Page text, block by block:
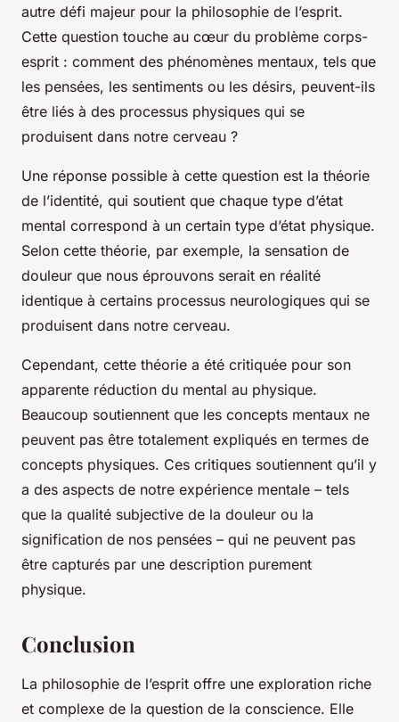
autre défi majeur pour la philosophie de l’esprit.
Cette question touche au cœur du problème corps-
esprit : comment des phénomènes mentaux, tels que
les pensées, les sentiments ou les désirs, peuvent-ils
être liés à des processus physiques qui se
produisent dans notre cerveau ?
Une réponse possible à cette question est la théorie
de l’identité, qui soutient que chaque type d’état
mental correspond à un certain type d’état physique.
Selon cette théorie, par exemple, la sensation de
douleur que nous éprouvons serait en réalité
identique à certains processus neurologiques qui se
produisent dans notre cerveau.
Cependant, cette théorie a été critiquée pour son
apparente réduction du mental au physique.
Beaucoup soutiennent que les concepts mentaux ne
peuvent pas être totalement expliqués en termes de
concepts physiques. Ces critiques soutiennent qu’il y
a des aspects de notre expérience mentale – tels
que la qualité subjective de la douleur ou la
signification de nos pensées – qui ne peuvent pas
être capturés par une description purement
physique.
Conclusion
La philosophie de l’esprit offre une exploration riche
et complexe de la question de la conscience. Elle